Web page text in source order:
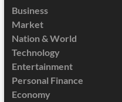
Business
Market
Nation & World
Technology
Entertainment
Personal Finance
Economy